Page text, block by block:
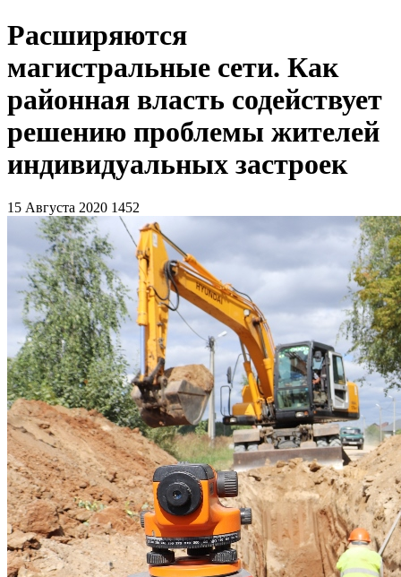
Расширяются
магистральные сети. Как
районная власть содействует
решению проблемы жителей
индивидуальных застроек
15 Августа 2020 1452